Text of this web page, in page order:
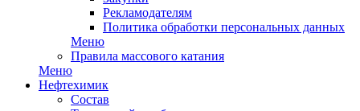
Рекламодателям
Политика обработки персональных данных
Меню
Правила массового катания
Меню
Нефтехимик
Состав